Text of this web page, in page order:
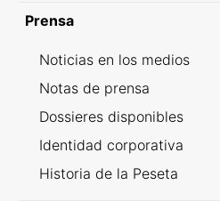
Prensa
Noticias en los medios
Notas de prensa
Dossieres disponibles
Identidad corporativa
Historia de la Peseta